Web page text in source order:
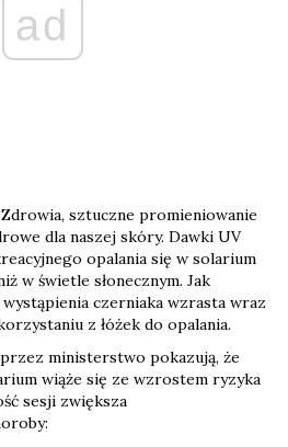
ad
sztuczne promieniowanie
dla naszej skóry. Dawki UV
opalania się w solarium
w świetle słonecznym. Jak
czerniaka wzrasta wraz
z łóżek do opalania.
ministerstwo pokazują, że
wiąże się ze wzrostem ryzyka
sesji zwiększa